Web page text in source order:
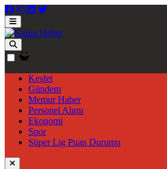
Keşfet
Gündem
Memur Haber
Personel Alımı
Ekonomi
Spor
Süper Lig Puan Durumu